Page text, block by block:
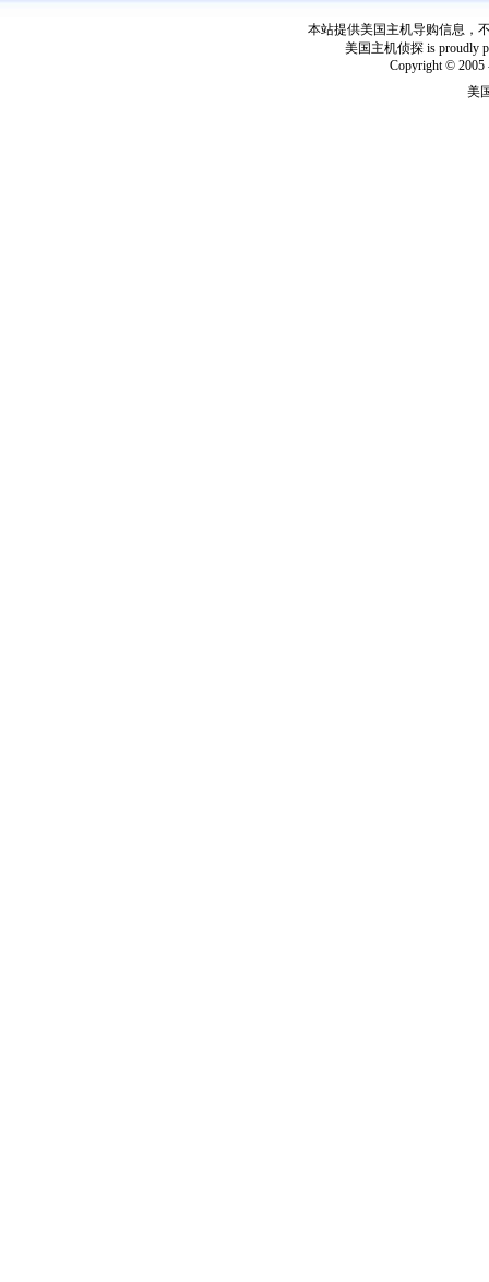
本站提供美国主机导购信息，
美国主机侦探 is proudly
Copyright © 2005
美